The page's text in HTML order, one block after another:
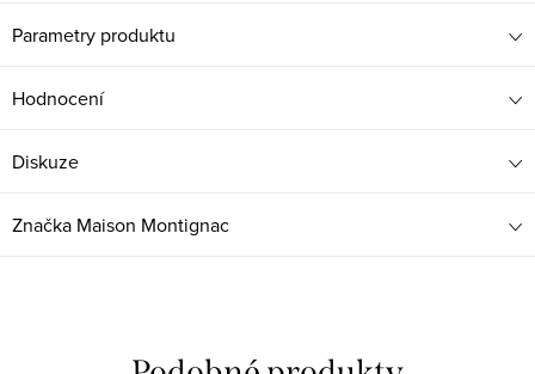
Parametry produktu
Hodnocení
Diskuze
Značka Maison Montignac